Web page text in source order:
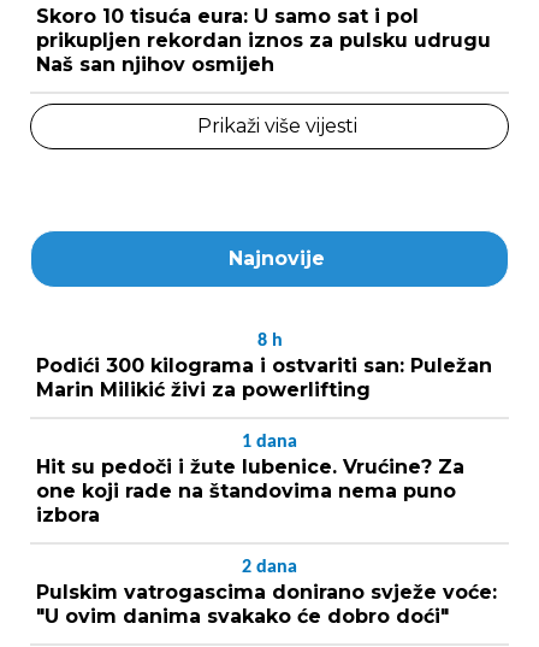
Skoro 10 tisuća eura: U samo sat i pol
prikupljen rekordan iznos za pulsku udrugu
Naš san njihov osmijeh
Prikaži više vijesti
Najnovije
8 h
Podići 300 kilograma i ostvariti san: Puležan
Marin Milikić živi za powerlifting
1 dana
Hit su pedoči i žute lubenice. Vrućine? Za
one koji rade na štandovima nema puno
izbora
2 dana
Pulskim vatrogascima donirano svježe voće:
"U ovim danima svakako će dobro doći"